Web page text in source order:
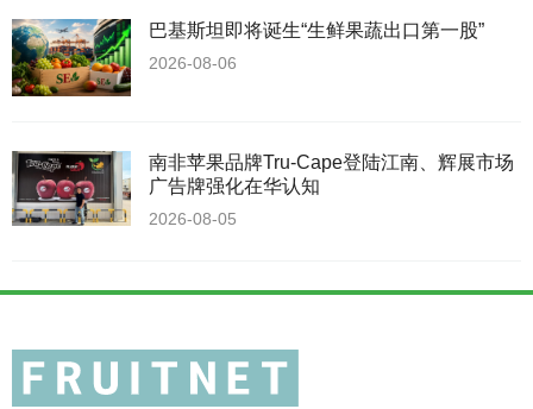
巴基斯坦即将诞生“生鲜果蔬出口第一股”
2026-08-06
南非苹果品牌Tru-Cape登陆江南、辉展市场
广告牌强化在华认知
2026-08-05